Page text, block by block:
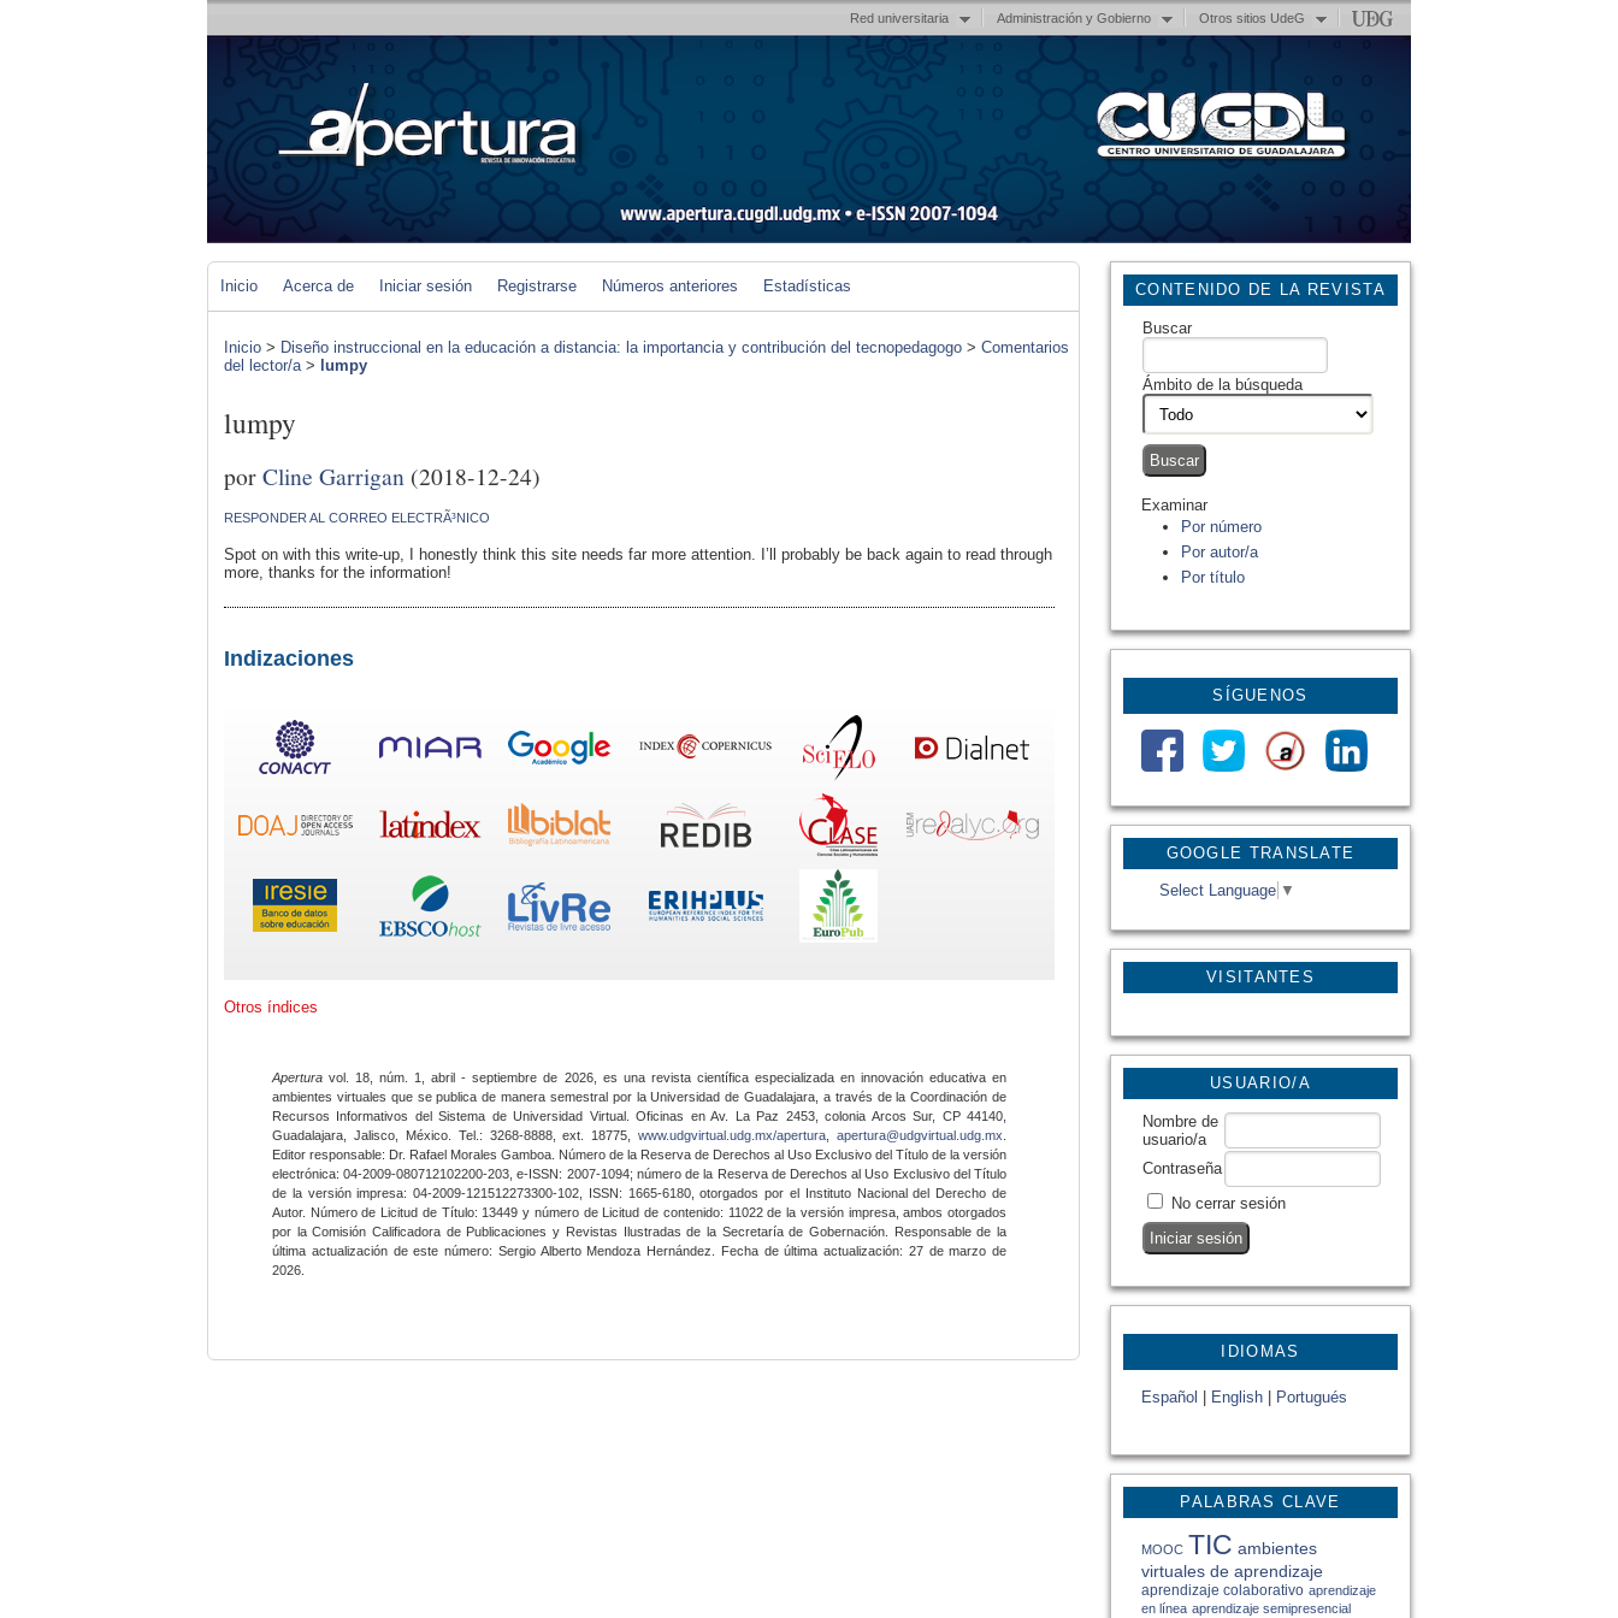
Red universitaria Administración y Gobierno Otros sitios UdeG
GOOGLE TRANSLATE
Select Language ▼
VISITANTES
CONTENIDO DE LA REVISTA
Buscar
Ámbito de la búsqueda
Examinar
Por número
Por autor/a
Por título
SÍGUENOS
USUARIO/A
Nombre de
usuario/a
Contraseña
No cerrar sesión
IDIOMAS
Español English Portugués
PALABRAS CLAVE
MOOC TIC ambientes
virtuales de aprendizaje
aprendizaje colaborativo aprendizaje
en línea aprendizaje semipresencial
Inicio Acerca de Iniciar sesión Registrarse Números anteriores Estadísticas
Inicio > Diseño instruccional en la educación a distancia: la importancia y contribución del tecnopedagogo > Comentarios
del lector/a> lumpy
lumpy
porCline Garrigan (2018-12-24)
RESPONDER AL CORREO ELECTRÃ³NICO
Spot on with this write-up, I honestly think this site needs far more attention. I’ll probably be back again to read through
more, thanks for the information!
Indizaciones
Otros índices
Apertura vol. 18, núm. 1, abril - septiembre de 2026, es una revista científica especializada en innovación educativa en
ambientes virtuales que se publica de manera semestral por la Universidad de Guadalajara, a través de la Coordinación de
Recursos Informativos del Sistema de Universidad Virtual. Oficinas en Av. La Paz 2453, colonia Arcos Sur, CP 44140,
Guadalajara, Jalisco, México. Tel.: 3268-8888, ext. 18775,www.udgvirtual.udg.mx/apertura apertura@udgvirtual.udg.mx
Editor responsable: Dr. Rafael Morales Gamboa. Número de la Reserva de Derechos al Uso Exclusivo del Título de la versión
electrónica: 04-2009-080712102200-203, e-ISSN: 2007-1094; número de la Reserva de Derechos al Uso Exclusivo del Título
de la versión impresa: 04-2009-121512273300-102, ISSN: 1665-6180, otorgados por el Instituto Nacional del Derecho de
Autor. Número de Licitud de Título: 13449 y número de Licitud de contenido: 11022 de la versión impresa, ambos otorgados
por la Comisión Calificadora de Publicaciones y Revistas Ilustradas de la Secretaría de Gobernación. Responsable de la
última actualización de este número: Sergio Alberto Mendoza Hernández. Fecha de última actualización: 27 de marzo de
2026.